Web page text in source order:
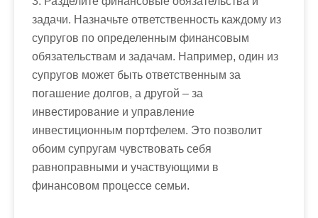
задачи. Назначьте ответственность каждому из
супругов по определенным финансовым
обязательствам и задачам. Например, один из
супругов может быть ответственным за
погашение долгов, а другой – за
инвестирование и управление
инвестиционным портфелем. Это позволит
обоим супругам чувствовать себя
равноправными и участвующими в
финансовом процессе семьи.